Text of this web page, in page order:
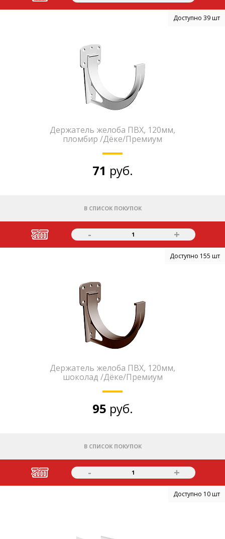
Доступно 39 шт
Держатель желоба ПВХ, 120мм,
пломбир /Дёке/Премиум
71 руб.
В СПИСОК ПОКУПОК
- 1 +
Доступно 155 шт
Держатель желоба ПВХ, 120мм,
шоколад /Дёке/Премиум
95 руб.
В СПИСОК ПОКУПОК
- 1 +
Доступно 10 шт